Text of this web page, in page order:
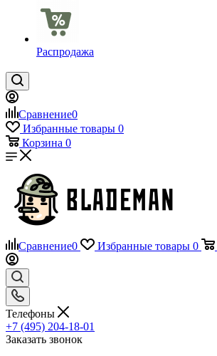
Распродажа
Сравнение0
Избранные товары 0
Корзина 0
Сравнение0 Избранные товары 0
Телефоны
+7 (495) 204-18-01
Заказать звонок